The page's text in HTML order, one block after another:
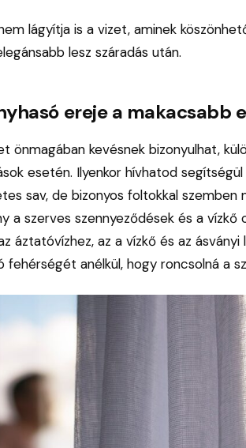
lágyítja is a vizet, aminek
lesz száradás után.
ereje a makacsabb
önmagában kevésnek bizonyulhat,
esetén. Ilyenkor hívhatod
sav, de bizonyos foltokkal szemben
a szerves szennyeződések és a vízkő
áztatóvízhez, az a vízkő és az ásványi
fehérségét anélkül, hogy roncsolná a